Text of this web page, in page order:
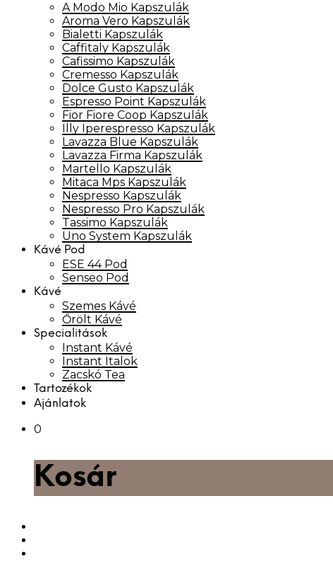
A Modo Mio Kapszulák
Aroma Vero Kapszulák
Bialetti Kapszulák
Caffitaly Kapszulák
Cafissimo Kapszulák
Cremesso Kapszulák
Dolce Gusto Kapszulák
Espresso Point Kapszulák
Fior Fiore Coop Kapszulák
Illy Iperespresso Kapszulák
Lavazza Blue Kapszulák
Lavazza Firma Kapszulák
Martello Kapszulák
Mitaca Mps Kapszulák
Nespresso Kapszulák
Nespresso Pro Kapszulák
Tassimo Kapszulák
Uno System Kapszulák
Kávé Pod
ESE 44 Pod
Senseo Pod
Kávé
Szemes Kávé
Őrölt Kávé
Specialitások
Instant Kávé
Instant Italok
Zacskó Tea
Tartozékok
Ajánlatok
0
Kosár